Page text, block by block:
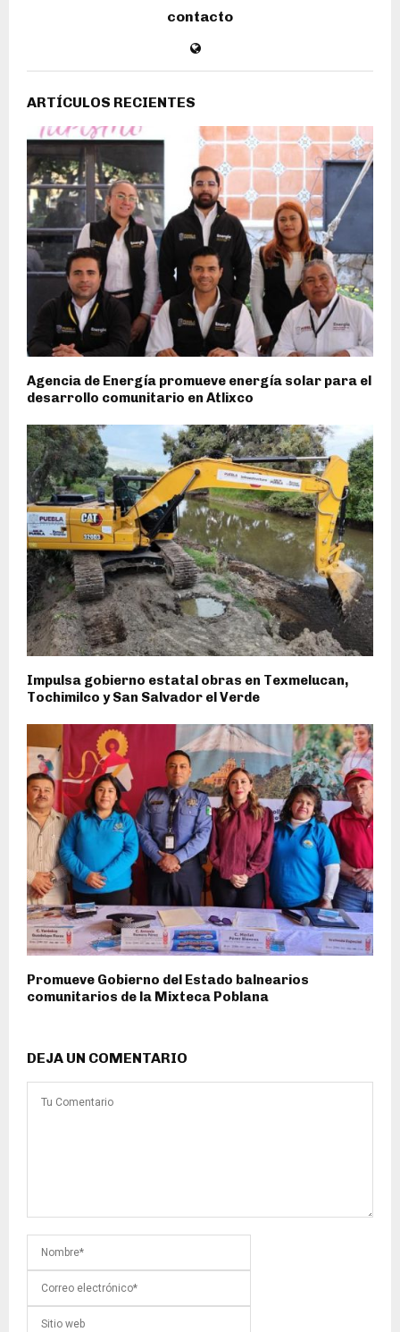
contacto
ARTÍCULOS RECIENTES
Agencia de Energía promueve energía solar para el
desarrollo comunitario en Atlixco
Impulsa gobierno estatal obras en Texmelucan,
Tochimilco y San Salvador el Verde
Promueve Gobierno del Estado balnearios
comunitarios de la Mixteca Poblana
DEJA UN COMENTARIO